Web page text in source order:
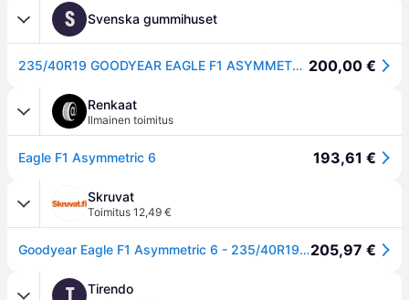
S Svenska gummihuset
235/40R19 GOODYEAR EAGLE F1 ASYMMETRIC 6 200,00 €
Renkaat
Ilmainen toimitus
Eagle F1 Asymmetric 6 193,61 €
Skruvat
Toimitus 12,49 €
Goodyear Eagle F1 Asymmetric 6 - 235/40R19 - Kesärenkaat205,97 €
Tirendo